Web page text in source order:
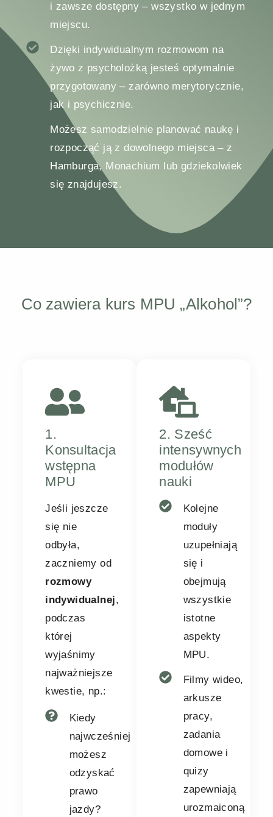
i zawsze dostępny – wszystko w jednym
miejscu.
Dzięki indywidualnym rozmowom na
żywo z psycholożką jesteś optymalnie
przygotowany – zarówno merytorycznie,
jak i psychicznie.
Możesz samodzielnie planować naukę i
rozpocząć ją z dowolnego miejsca – z
Hamburga, Monachium lub gdziekolwiek
się znajdujesz.
Co zawiera kurs MPU „Alkohol”?
1.
Konsultacja
wstępna
MPU
Jeśli jeszcze
się nie
odbyła,
zaczniemy od
rozmowy
indywidualnej,
podczas
której
wyjaśnimy
najważniejsze
kwestie, np.:
Kiedy
najwcześniej
możesz
odzyskać
prawo
jazdy?
2. Sześć
intensywnych
modułów
nauki
Kolejne
moduły
uzupełniają
się i
obejmują
wszystkie
istotne
aspekty
MPU.
Filmy wideo,
arkusze
pracy,
zadania
domowe i
quizy
zapewniają
urozmaiconą